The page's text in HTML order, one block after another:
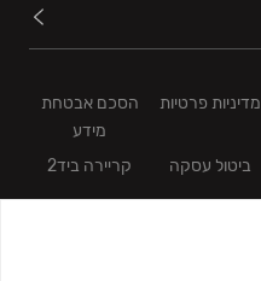
מדיניות פרטיות
הסכם אבטחת
מידע
ביטול עסקה
קריירה ביד2